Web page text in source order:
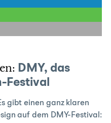
DMY, das
Festival
gibt einen ganz klaren
auf dem DMY-Festival: